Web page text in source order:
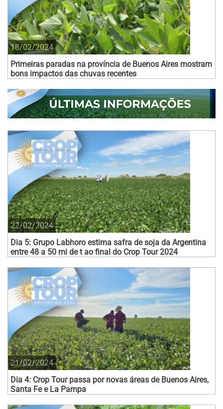
18/02/2024
Primeiras paradas na província de Buenos Aires mostram
bons impactos das chuvas recentes
22/02/2024
Dia 5: Grupo Labhoro estima safra de soja da Argentina
entre 48 a 50 mi de t ao final do Crop Tour 2024
21/02/2024
Dia 4: Crop Tour passa por novas áreas de Buenos Aires,
Santa Fe e La Pampa